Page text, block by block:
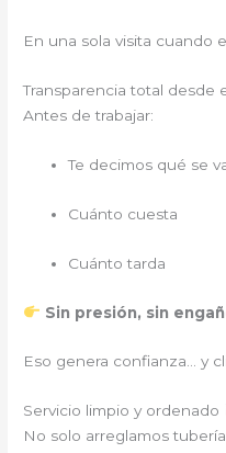
En una sola visita cuando
Transparencia total desde
Antes de trabajar:
Te decimos qué se
Cuánto cuesta
Cuánto tarda
Sin presión, sin
Eso genera confianza… y
Servicio limpio y ordenado
No solo arreglamos